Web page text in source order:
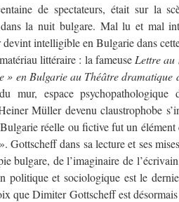
de spectateurs, était sur la
dans la nuit bulgare. Mal lu et mal
intelligible en Bulgarie dans
littéraire : la fameuse Lettre au
» en Bulgarie au Théâtre dramatique
mur, espace
Müller devenu claustrophobe
réelle ou fictive fut un
Gottscheff dans sa lecture et ses
bulgare, de l’imaginaire de
politique et sociologique est le
que Dimiter Gottscheff est